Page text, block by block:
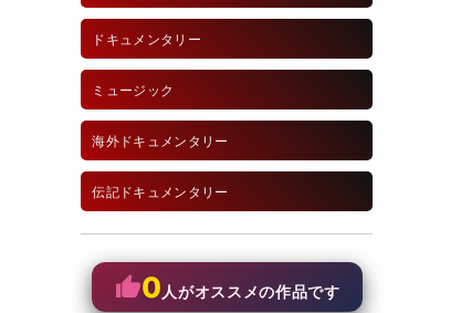
ドキュメンタリー
ミュージック
海外ドキュメンタリー
伝記ドキュメンタリー
0人がオススメの作品です